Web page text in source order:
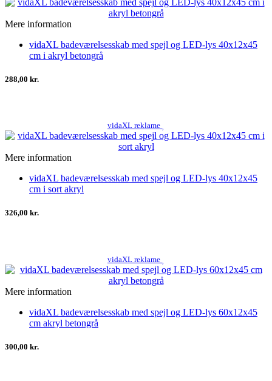
Mere information
vidaXL badeværelsesskab med spejl og LED-lys 40x12x45
cm i akryl betongrå
288,00 kr.
vidaXL reklame
Mere information
vidaXL badeværelsesskab med spejl og LED-lys 40x12x45
cm i sort akryl
326,00 kr.
vidaXL reklame
Mere information
vidaXL badeværelsesskab med spejl og LED-lys 60x12x45
cm akryl betongrå
300,00 kr.